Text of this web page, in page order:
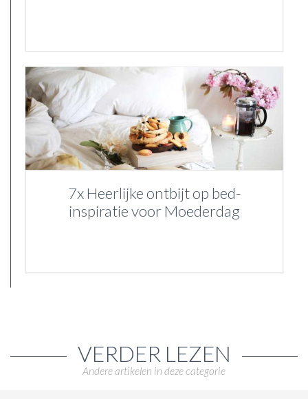
7x Heerlijke ontbijt op bed-
inspiratie voor Moederdag
VERDER LEZEN
Andere artikelen in deze categorie